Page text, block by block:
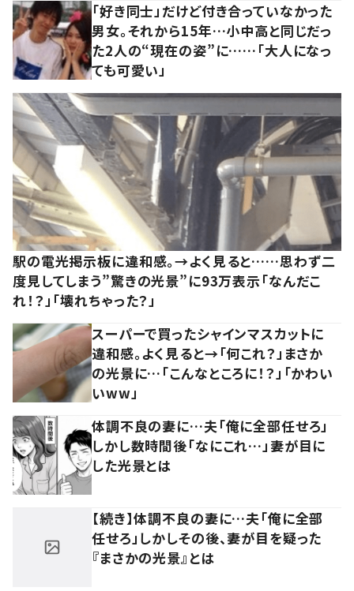
「好き同士」だけど付き合っていなかった
男女。それから15年…小中高と同じだっ
た2人の“現在の姿”に……「大人になっ
ても可愛い」
駅の電光掲示板に違和感。→よく見ると……思わず二
度見してしまう”驚きの光景”に93万表示「なんだこ
れ！？」「壊れちゃった？」
スーパーで買ったシャインマスカットに
違和感。よく見ると→「何これ？」まさか
の光景に…「こんなところに！？」「かわい
いww」
体調不良の妻に…夫「俺に全部任せろ」
しかし数時間後「なにこれ…」妻が目に
した光景とは
【続き】体調不良の妻に…夫「俺に全部
任せろ」しかしその後、妻が目を疑った
『まさかの光景』とは